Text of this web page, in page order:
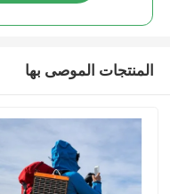
المنتجات الموصى بها